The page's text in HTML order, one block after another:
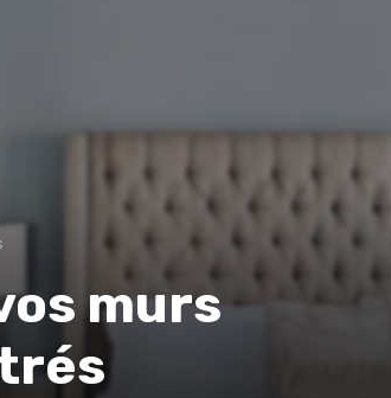
murs